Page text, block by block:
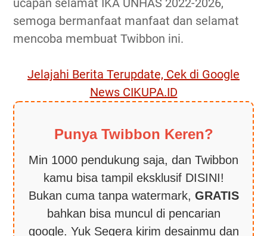
ucapan selamat IKA UNHAS 2022-2026,
semoga bermanfaat manfaat dan selamat
mencoba membuat Twibbon ini.
Jelajahi Berita Terupdate, Cek di Google
News CIKUPA.ID
Punya Twibbon Keren?
Min 1000 pendukung saja, dan Twibbon
kamu bisa tampil eksklusif DISINI!
Bukan cuma tanpa watermark, GRATIS
bahkan bisa muncul di pencarian
google. Yuk Segera kirim desainmu dan